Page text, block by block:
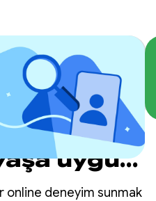
daha
uygun
online deneyim sunmak